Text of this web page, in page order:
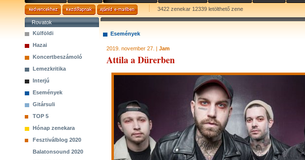
3422 zenekar 12339 letölthető zene
Rovatok
Külföldi
Hazai
Koncertbeszámoló
Lemezkritika
Interjú
Események
Gitársuli
TOP 5
Hónap zenekara
Fesztiválblog 2020
Balatonsound 2020
Események
2019. november 27. | Jam
Attila a Dürerben